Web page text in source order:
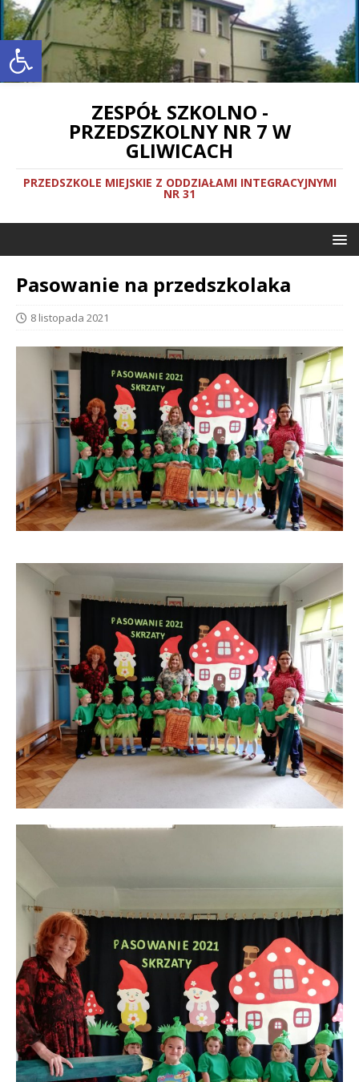
Otwórz pasek narzędzi
ZESPÓŁ SZKOLNO -
PRZEDSZKOLNY NR 7 W
GLIWICACH
PRZEDSZKOLE MIEJSKIE Z ODDZIAŁAMI INTEGRACYJNYMI
NR 31
Pasowanie na przedszkolaka
8 listopada 2021